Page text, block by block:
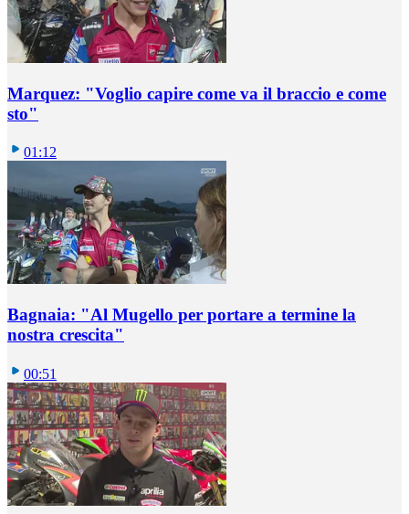
Marquez: "Voglio capire come va il braccio e come
sto"
01:12
Bagnaia: "Al Mugello per portare a termine la
nostra crescita"
00:51